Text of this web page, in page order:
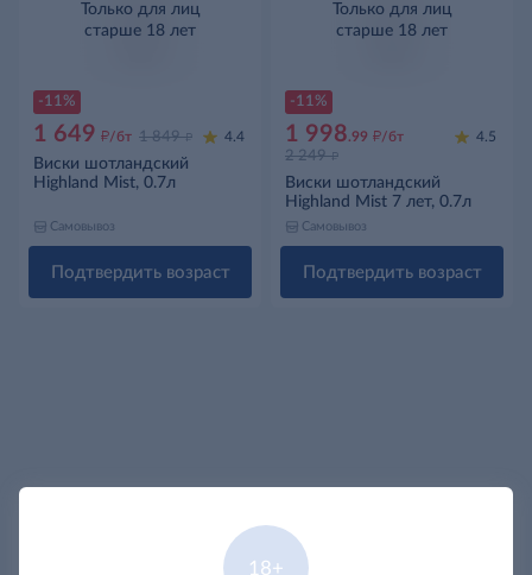
-11%
Только для лиц
старше 18 лет
1 649 д/бт 1 849 д 4.4
Виски шотландский
Highland Mist, 0.7л
Самовывоз
Подтвердить возраст
-11%
Только для лиц
старше 18 лет
1 998.99 д/бт
2 249 д
4.5
Виски шотландский
Highland Mist 7 лет, 0.7л
Самовывоз
Подтвердить возраст
18+